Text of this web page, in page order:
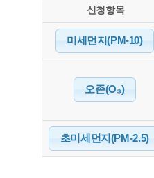
신청항목
미세먼지(PM-10)
오존(O₃)
초미세먼지(PM-2.5)